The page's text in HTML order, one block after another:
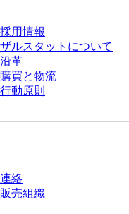
採用情報
ザルスタットについて
沿革
購買と物流
行動原則
連絡
販売組織